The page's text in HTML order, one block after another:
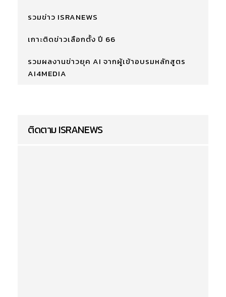
รวมข่าว ISRANEWS
เกาะติดข่าวเลือกตั้ง ปี 66
รวมผลงานข่าวยุค AI จากผู้เข้าอบรมหลักสูตร
AI4MEDIA
ติดตาม ISRANEWS